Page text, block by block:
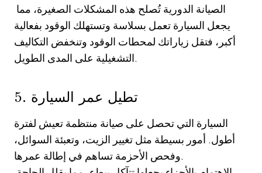
يجعل السيارة تعمل بسلاسة وتستهلك الوقود بفعالية
أكبر، فتقل زياراتك لمحطات الوقود وتنخفض التكاليف
التشغيلية على المدى الطويل.
5. تطيل عمر السيارة
السيارة التي تحصل على صيانة منتظمة تعيش لفترة
أطول. أمور بسيطة مثل تغيير الزيت، وتعبئة السوائل،
وفحص الأحزمة تساهم في إطالة عمرها.